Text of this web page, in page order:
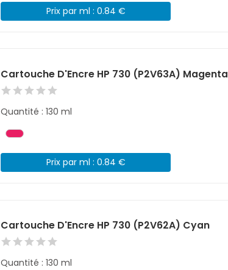
Prix par ml : 0.84 €
Cartouche D'Encre HP 730 (P2V63A) Magenta
Quantité : 130 ml
Prix par ml : 0.84 €
Cartouche D'Encre HP 730 (P2V62A) Cyan
Quantité : 130 ml